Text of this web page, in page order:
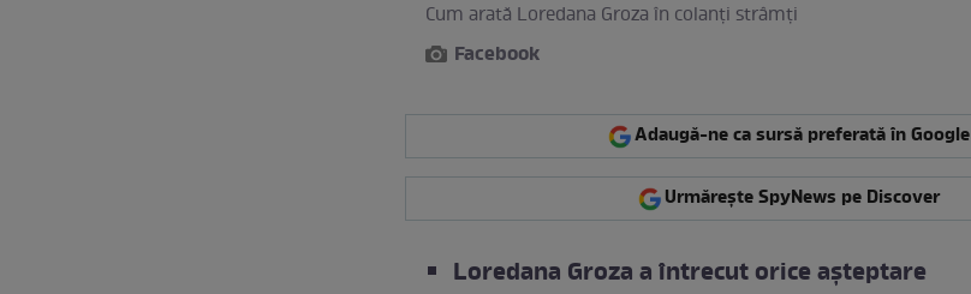
Cum arată Loredana Groza în colanți strâmți
Facebook
Adaugă-ne ca sursă preferată în Google
Urmărește SpyNews pe Discover
Loredana Groza a întrecut orice așteptare